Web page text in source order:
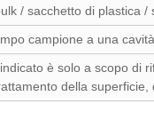
/ sacchetto di plastica
campione a una
è solo a scopo di
della